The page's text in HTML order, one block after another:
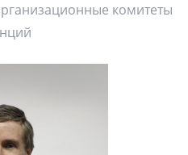
комитеты